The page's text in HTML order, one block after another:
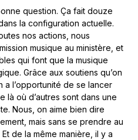
question. Ça fait douze
la configuration actuelle.
nos actions, nous
musique au ministère, et
qui font que la musique
Grâce aux soutiens qu’on
a l’opportunité de se lancer
là où d’autres sont dans une
Nous, on aime bien dire
mais sans se prendre au
de la même manière, il y a